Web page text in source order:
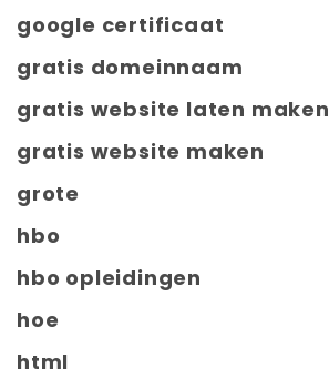
google certificaat
gratis domeinnaam
gratis website laten maken
gratis website maken
grote
hbo
hbo opleidingen
hoe
html